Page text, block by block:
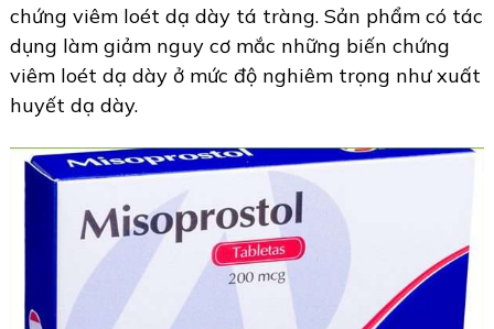
chứng viêm loét dạ dày tá tràng. Sản phẩm có tác
dụng làm giảm nguy cơ mắc những biến chứng
viêm loét dạ dày ở mức độ nghiêm trọng như xuất
huyết dạ dày.